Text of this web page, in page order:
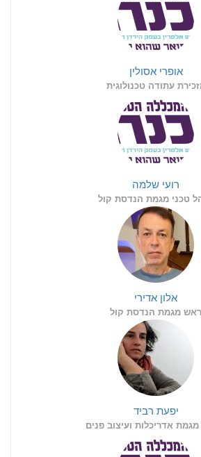
אופרי אסולין
עתודה טכנולוגית
רועי שלמה
טכני מגמת הנדסת קול
אלון אדירי
ראש מגמת הנדסת קול
יפעת רביד
אדריכלות ועיצוב פנים